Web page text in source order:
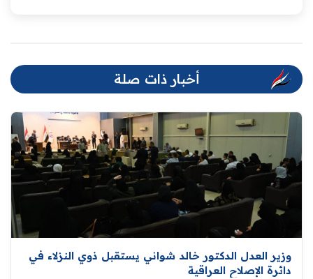
أخبار ذات صلة
وزير العدل الدكتور خالد شواني يستقبل ذوي النزلاء في
دائرة الإصلاح العراقية